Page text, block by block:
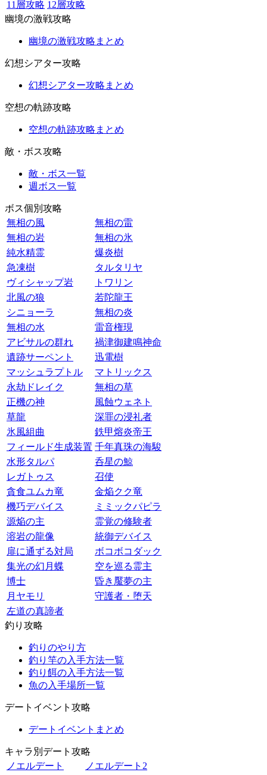
11層攻略 12層攻略
幽境の激戦攻略
幽境の激戦攻略まとめ
幻想シアター攻略
幻想シアター攻略まとめ
空想の軌跡攻略
空想の軌跡攻略まとめ
敵・ボス攻略
敵・ボス一覧
週ボス一覧
ボス個別攻略
無相の風
無相の雷
無相の岩
無相の氷
純水精霊
爆炎樹
急凍樹
タルタリヤ
ヴィシャップ岩
トワリン
北風の狼
若陀龍王
シニョーラ
無相の炎
無相の水
雷音権現
アビサルの群れ
禍津御建鳴神命
遺跡サーペント
迅電樹
マッシュラプトル
マトリックス
永劫ドレイク
無相の草
正機の神
風蝕ウェネト
草龍
深罪の浸礼者
氷風組曲
鉄甲熔炎帝王
フィールド生成装置 千年真珠の海駿
水形タルパ
呑星の鯨
レガトゥス
召使
貪食ユムカ竜
金焔クク竜
機巧デバイス
ミミックパピラ
源焔の主
霊覚の修験者
溶岩の龍像
統御デバイス
扉に通ずる対局
ボコボコダック
集光の幻月蝶
空を巡る霊主
博士
昏き魘夢の主
月ヤモリ
守護者・堕天
左道の真諦者
釣り攻略
釣りのやり方
釣り竿の入手方法一覧
釣り餌の入手方法一覧
魚の入手場所一覧
デートイベント攻略
デートイベントまとめ
キャラ別デート攻略
ノエルデート
ノエルデート2